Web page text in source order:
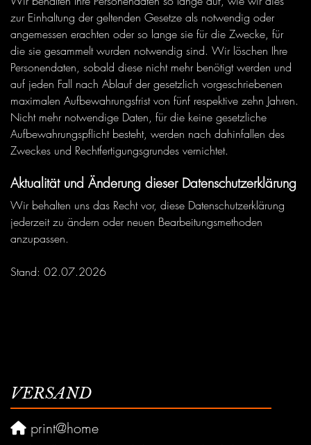
zur Einhaltung der geltenden Gesetze als notwendig oder
angemessen erachten oder so lange sie für die Zwecke, für
die sie gesammelt wurden notwendig sind. Wir löschen Ihre
Personendaten, sobald diese nicht mehr benötigt werden und
auf jeden Fall nach Ablauf der gesetzlich vorgeschriebenen
maximalen Aufbewahrungsfrist von fünf respektive zehn Jahren.
Nicht mehr notwendige Daten, für die keine gesetzliche
Aufbewahrungspflicht besteht, werden nach dahinfallen des
Zweckes und Rechtfertigungsgrundes vernichtet.
Aktualität und Änderung dieser Datenschutzerklärung
Wir behalten uns das Recht vor, diese Datenschutzerklärung
jederzeit zu ändern oder neuen Bearbeitungsmethoden
anzupassen.
Stand: 02.07.2026
VERSAND
print@home